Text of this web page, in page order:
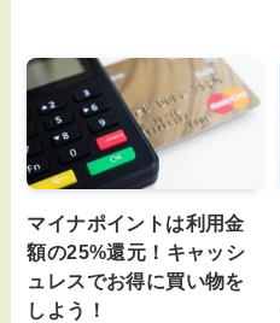
マイナポイントは利用金
額の25%還元！キャッシ
ュレスでお得に買い物を
しよう！